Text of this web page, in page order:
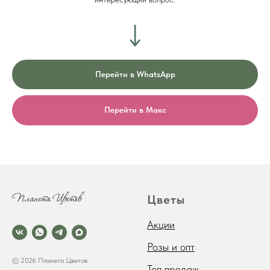
Перейти в WhatsApp
Перейти в Макс
© 2026 Планета Цветов
Цветы
Акции
Розы и опт